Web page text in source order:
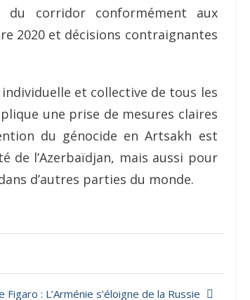
corridor conformément aux
2020 et décisions contraignantes
et collective de tous les
une prise de mesures claires
du génocide en Artsakh est
de l’Azerbaïdjan, mais aussi pour
d’autres parties du monde.
Figaro : L’Arménie s’éloigne de la Russie